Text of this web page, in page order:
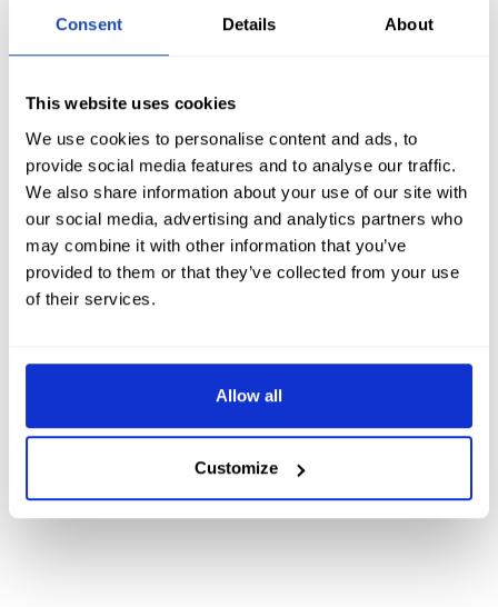
Consent Details About
This website uses cookies
We use cookies to personalise content and ads, to
provide social media features and to analyse our traffic.
We also share information about your use of our site with
our social media, advertising and analytics partners who
may combine it with other information that you’ve
provided to them or that they’ve collected from your use
of their services.
Allow all
Customize
Spanje
Tsjechische
Zwitserland